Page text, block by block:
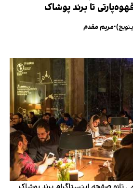
تا برند پوشاک
•مریم مقدم